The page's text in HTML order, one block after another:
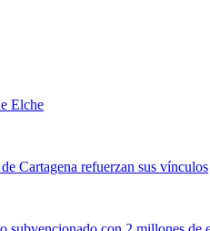
Elche
Cartagena refuerzan sus vínculos